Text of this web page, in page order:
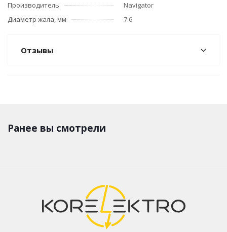
Производитель
Navigator
Диаметр жала, мм
7.6
Отзывы
Ранее вы смотрели